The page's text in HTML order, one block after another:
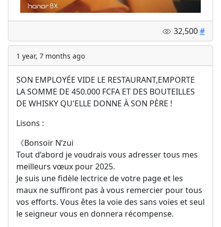
32,500#
1 year, 7 months ago
SON EMPLOYÉE VIDE LE RESTAURANT,EMPORTE
LA SOMME DE 450.000 FCFA ET DES BOUTEILLES
DE WHISKY QU'ELLE DONNE À SON PÈRE !
Lisons :
《Bonsoir N’zui
Tout d’abord je voudrais vous adresser tous mes
meilleurs vœux pour 2025.
Je suis une fidèle lectrice de votre page et les
maux ne suffiront pas à vous remercier pour tous
vos efforts. Vous êtes la voie des sans voies et seul
le seigneur vous en donnera récompense.